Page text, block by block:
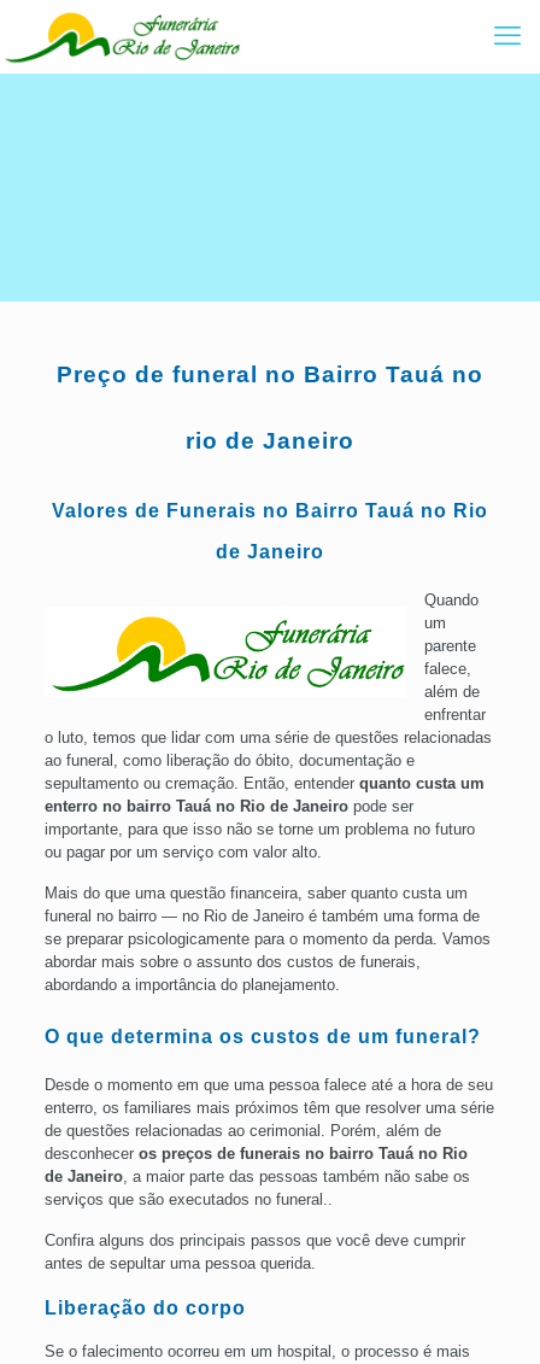
Preço de funeral no Bairro Tauá no
rio de Janeiro
Valores de Funerais no Bairro Tauá no Rio
de Janeiro
Quando
um
parente
falece,
além de
enfrentar
o luto, temos que lidar com uma série de questões relacionadas
ao funeral, como liberação do óbito, documentação e
sepultamento ou cremação. Então, entender quanto custa um
enterro no bairro Tauá no Rio de Janeiropode ser
importante, para que isso não se torne um problema no futuro
ou pagar por um serviço com valor alto.
Mais do que uma questão financeira, saber quanto custa um
funeral no bairro — no Rio de Janeiro é também uma forma de
se preparar psicologicamente para o momento da perda. Vamos
abordar mais sobre o assunto dos custos de funerais,
abordando a importância do planejamento.
O que determina os custos de um funeral?
Desde o momento em que uma pessoa falece até a hora de seu
enterro, os familiares mais próximos têm que resolver uma série
de questões relacionadas ao cerimonial. Porém, além de
desconhecer os preços de funerais no bairroTauá no Rio
de Janeiro, a maior parte das pessoas também não sabe os
serviços que são executados no funeral..
Confira alguns dos principais passos que você deve cumprir
antes de sepultar uma pessoa querida.
Liberação do corpo
Se o falecimento ocorreu em um hospital, o processo é mais